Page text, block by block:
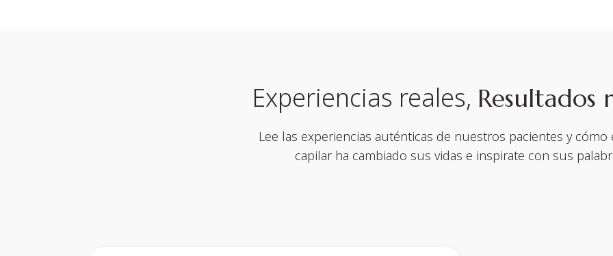
Experiencias reales, Resultados
Lee las experiencias auténticas de nuestros pacientes y
capilar ha cambiado sus vidas e inspirate con sus